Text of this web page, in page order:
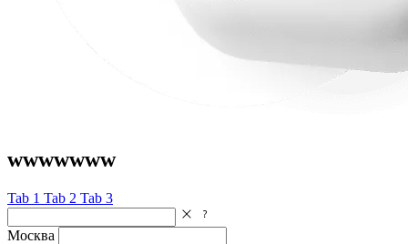
wwwwwww
Tab 1 Tab 2 Tab 3
Москва